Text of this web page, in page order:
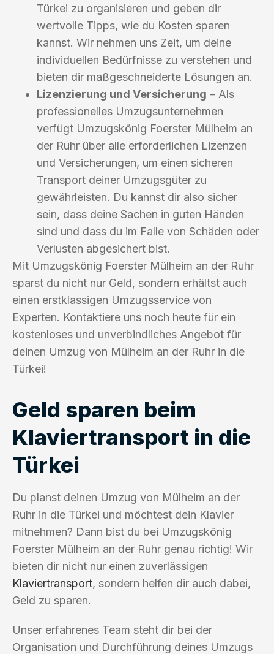
Türkei zu organisieren und geben dir
wertvolle Tipps, wie du Kosten sparen
kannst. Wir nehmen uns Zeit, um deine
individuellen Bedürfnisse zu verstehen und
bieten dir maßgeschneiderte Lösungen an.
Lizenzierung und Versicherung – Als
professionelles Umzugsunternehmen
verfügt Umzugskönig Foerster Mülheim an
der Ruhr über alle erforderlichen Lizenzen
und Versicherungen, um einen sicheren
Transport deiner Umzugsgüter zu
gewährleisten. Du kannst dir also sicher
sein, dass deine Sachen in guten Händen
sind und dass du im Falle von Schäden oder
Verlusten abgesichert bist.
Mit Umzugskönig Foerster Mülheim an der Ruhr
sparst du nicht nur Geld, sondern erhältst auch
einen erstklassigen Umzugsservice von
Experten. Kontaktiere uns noch heute für ein
kostenloses und unverbindliches Angebot für
deinen Umzug von Mülheim an der Ruhr in die
Türkei!
Geld sparen beim
Klaviertransport in die
Türkei
Du planst deinen Umzug von Mülheim an der
Ruhr in die Türkei und möchtest dein Klavier
mitnehmen? Dann bist du bei Umzugskönig
Foerster Mülheim an der Ruhr genau richtig! Wir
bieten dir nicht nur einen zuverlässigen
Klaviertransport, sondern helfen dir auch dabei,
Geld zu sparen.
Unser erfahrenes Team steht dir bei der
Organisation und Durchführung deines Umzugs